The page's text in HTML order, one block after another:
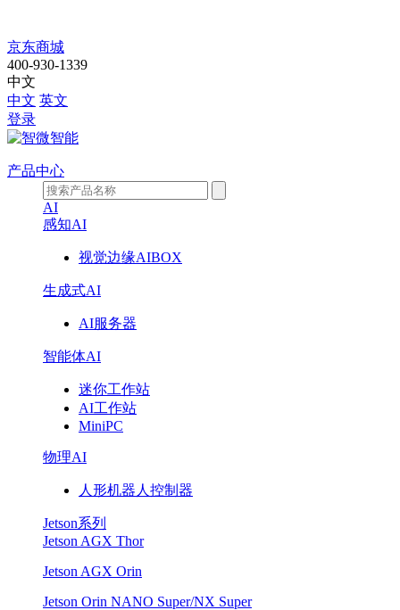
产
品
中
心
京东商城
400-930-1339
中文
中文 英文
登录
产品中心
AI
感知AI
视觉边缘AIBOX
生成式AI
AI服务器
智能体AI
迷你工作站
AI工作站
MiniPC
物理AI
人形机器人控制器
Jetson系列
Jetson AGX Thor
Jetson AGX Orin
Jetson Orin NANO Super/NX Super